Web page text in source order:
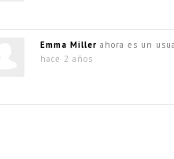
Emma Miller ahora es un
hace 2 años